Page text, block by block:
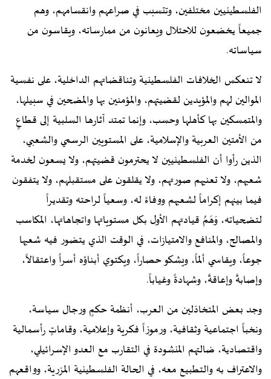
الفلسطينيين مختلفين، وتتسبب في صراعهم وانقسامهم، وهم
جميعاً يخضعون للاحتلال ويعانون من ممارساته، ويقاسون من
سياساته.
لا تنعكس الخلافات الفلسطينية وتناقضاتهم الداخلية، على نفسية
الموالين لهم والمؤيدين لقضيتهم، والمؤمنين بها والمضحين في سبيلها،
والمتمسكين بها كأهلها وحسب، وإنما تمتد آثارها السلبية إلى قطاعٍ
من الأمتين العربية والإسلامية، على المستويين الرسمي والشعبي،
الذين رأوا أن الفلسطينيين لا يحترمون قضيتهم، ولا يسعون لخدمة
شعبهم، ولا تعنيهم صورتهم، ولا يقلقون على مستقبلهم، ولا يتفقون
فيما بينهم إكراماً لشعبهم ووفاءً له، وسعياً لراحته وتقديراً
لتضحياته، وَهَمُ قيادتهم الأول بكل مستوياتها واتجاهاتها، المكاسب
والمصالح، والمنافع والامتيازات، في الوقت الذي يتضور فيه شعبها
جوعاً، ويقاسي ألماً، ويشكو حصاراً، ويكتوي أبناؤه أسراً واعتقالاً،
وإصابةً وإعاقةً، وشهادةً وغياباً.
وجد بعض المتخاذلين من العرب، أنظمة حكمٍ ورجال سياسة،
ونخباً اجتماعية وثقافية، ورموزاً فكرية وإعلامية، وقاماتٍ رأسمالية
واقتصادية، ضالتهم المنشودة في التقارب مع العدو الإسرائيلي،
والاعتراف به والتطبيع معه، في الحالة الفلسطينية المزرية، وواقعهم